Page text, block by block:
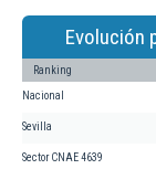
Evolución
Ranking
Nacional
Sevilla
Sector CNAE 4639